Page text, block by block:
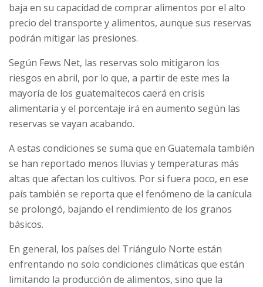
baja en su capacidad de comprar alimentos por el alto
precio del transporte y alimentos, aunque sus reservas
podrán mitigar las presiones.
Según Fews Net, las reservas solo mitigaron los
riesgos en abril, por lo que, a partir de este mes la
mayoría de los guatemaltecos caerá en crisis
alimentaria y el porcentaje irá en aumento según las
reservas se vayan acabando.
A estas condiciones se suma que en Guatemala también
se han reportado menos lluvias y temperaturas más
altas que afectan los cultivos. Por si fuera poco, en ese
país también se reporta que el fenómeno de la canícula
se prolongó, bajando el rendimiento de los granos
básicos.
En general, los países del Triángulo Norte están
enfrentando no solo condiciones climáticas que están
limitando la producción de alimentos, sino que la